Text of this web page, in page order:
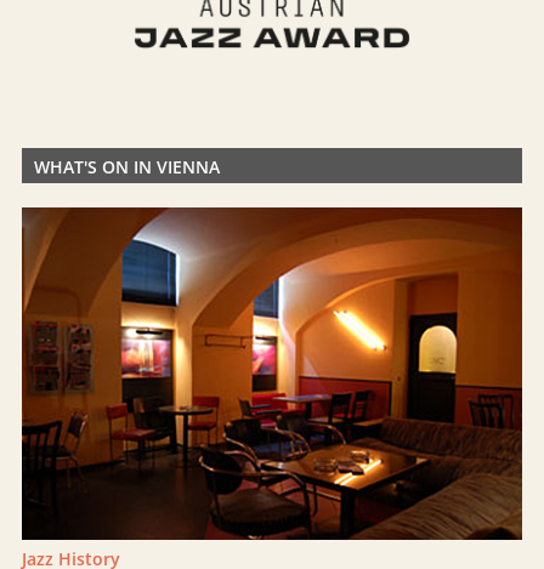
WHAT'S ON IN VIENNA
Jazz History